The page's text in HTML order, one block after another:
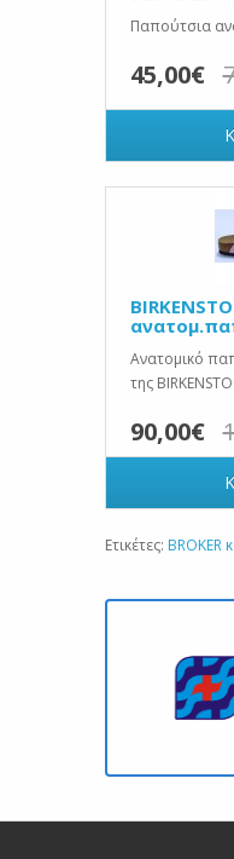
Παπούτσια
45,00€
Ανατομικό
της
90,00€
Ετικέτες: BROKER